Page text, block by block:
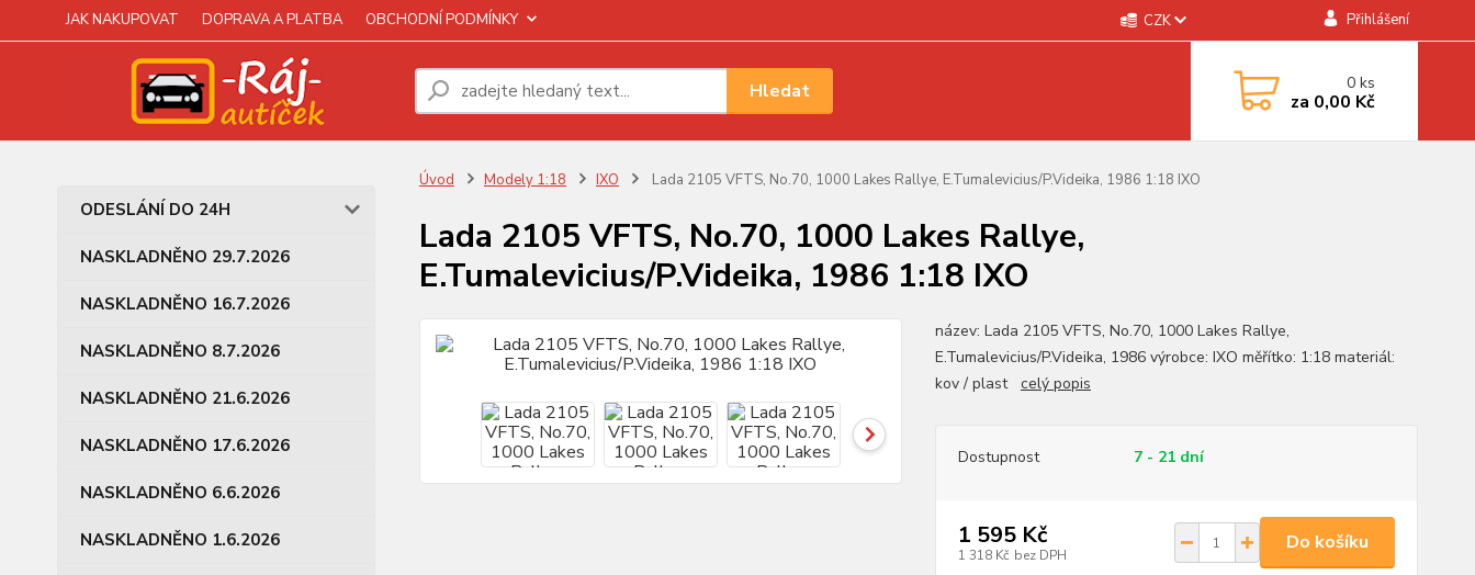
JAK NAKUPOVAT DOPRAVA A PLATBA OBCHODNÍ PODMÍNKY CZK Přihlášení
Hledat 0ks
za 0,00 Kč
ODESLÁNÍ DO 24H
NASKLADNĚNO 29.7.2026
NASKLADNĚNO 16.7.2026
NASKLADNĚNO 8.7.2026
NASKLADNĚNO 21.6.2026
NASKLADNĚNO 17.6.2026
NASKLADNĚNO 6.6.2026
NASKLADNĚNO 1.6.2026
Úvod Modely 1:18 IXO Lada 2105 VFTS, No.70, 1000 Lakes Rallye, E.Tumalevicius/P.Videika, 1986 1:18 IXO
Lada 2105 VFTS, No.70, 1000 Lakes Rallye,
E.Tumalevicius/P.Videika, 1986 1:18 IXO
název: Lada 2105 VFTS, No.70, 1000 Lakes Rallye,
E.Tumalevicius/P.Videika, 1986 výrobce: IXO měřítko: 1:18 materiál:
kov / plast celý popis
Dostupnost 7 - 21 dní
1 595 Kč
1 318 Kč bez DPH
Do košíku